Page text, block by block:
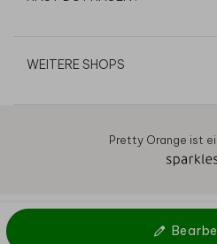
WEITERE SHOPS
Pretty Orange ist
AGB Datenschutz